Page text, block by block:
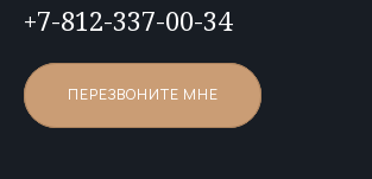
+7-812-337-00-34
ПЕРЕЗВОНИТЕ МНЕ